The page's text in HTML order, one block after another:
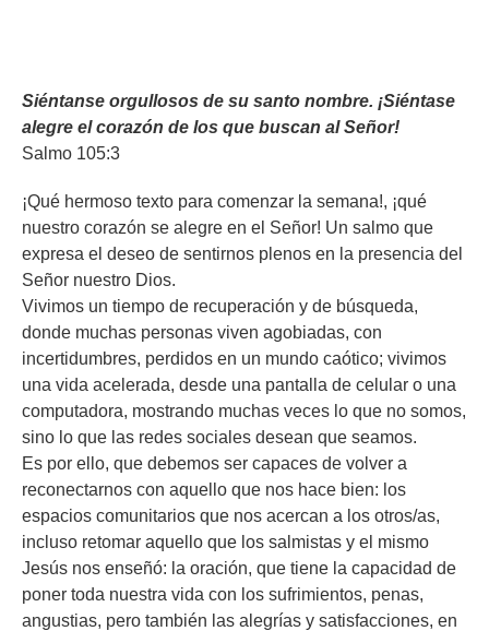
Siéntanse orgullosos de su santo nombre. ¡Siéntase
alegre el corazón de los que buscan al Señor!
Salmo 105:3
¡Qué hermoso texto para comenzar la semana!, ¡qué
nuestro corazón se alegre en el Señor! Un salmo que
expresa el deseo de sentirnos plenos en la presencia del
Señor nuestro Dios.
Vivimos un tiempo de recuperación y de búsqueda,
donde muchas personas viven agobiadas, con
incertidumbres, perdidos en un mundo caótico; vivimos
una vida acelerada, desde una pantalla de celular o una
computadora, mostrando muchas veces lo que no somos,
sino lo que las redes sociales desean que seamos.
Es por ello, que debemos ser capaces de volver a
reconectarnos con aquello que nos hace bien: los
espacios comunitarios que nos acercan a los otros/as,
incluso retomar aquello que los salmistas y el mismo
Jesús nos enseñó: la oración, que tiene la capacidad de
poner toda nuestra vida con los sufrimientos, penas,
angustias, pero también las alegrías y satisfacciones, en